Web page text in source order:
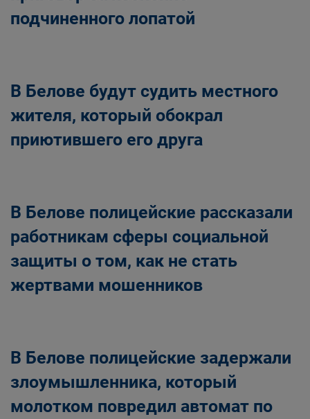
подчиненного лопатой
В Белове будут судить местного
жителя, который обокрал
приютившего его друга
В Белове полицейские рассказали
работникам сферы социальной
защиты о том, как не стать
жертвами мошенников
В Белове полицейские задержали
злоумышленника, который
молотком повредил автомат по